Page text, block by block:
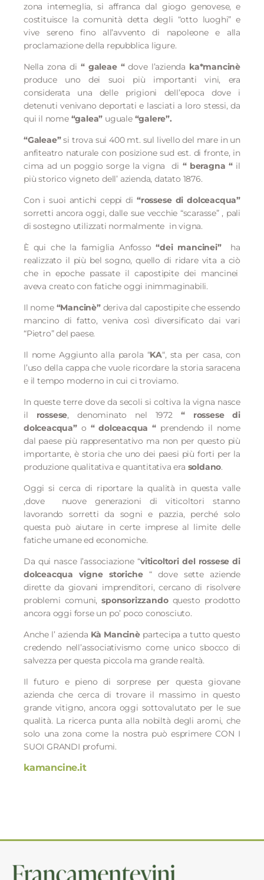
zona intemeglia, si affranca dal giogo genovese, e
costituisce la comunità detta degli “otto luoghi” e
vive sereno fino all’avvento di napoleone e alla
proclamazione della repubblica ligure.
Nella zona di “ galeae “dove l’azienda ka*mancinè
produce uno dei suoi più importanti vini, era
considerata una delle prigioni dell’epoca dove i
detenuti venivano deportati e lasciati a loro stessi, da
qui il nome “galea” uguale “galere”.
“Galeae”si trova sui 400 mt. sul livello del mare in un
anfiteatro naturale con posizione sud est. di fronte, in
cima ad un poggio sorge la vigna
di “ beragna “il
più storico vigneto dell’ azienda, datato 1876.
Con i suoi antichi ceppi di“rossese di dolceacqua”
sorretti ancora oggi, dalle sue vecchie “scarasse” , pali
di sostegno utilizzati normalmente in vigna.
È qui che la famiglia Anfosso“dei mancinei”
ha
realizzato il più bel sogno, quello di ridare vita a ciò
che in epoche passate il capostipite dei mancinei
aveva creato con fatiche oggi inimmaginabili.
Il nome “Mancinè” deriva dal capostipite che essendo
mancino di fatto, veniva così diversificato dai vari
“Pietro” del paese.
Il nome Aggiunto alla parola “KA“, sta per casa, con
l’uso della cappa che vuole ricordare la storia saracena
e il tempo moderno in cui ci troviamo.
In queste terre dove da secoli si coltiva la vigna nasce
il rossese, denominato nel 1972 “ rossese di
dolceacqua” o “ dolceacqua “ prendendo il nome
dal paese più rappresentativo ma non per questo più
importante, è storia che uno dei paesi più forti per la
produzione qualitativa e quantitativa era soldano.
Oggi si cerca di riportare la qualità in questa valle
,dove
nuove generazioni di viticoltori stanno
lavorando sorretti da sogni e pazzia, perché solo
questa può aiutare in certe imprese al limite delle
fatiche umane ed economiche.
Da qui nasce l’associazione “viticoltori del rossese di
dolceacqua vigne storiche “ dove sette aziende
dirette da giovani imprenditori,cercano di risolvere
problemi comuni,sponsorizzandoquesto prodotto
ancora oggi forse un po’ poco conosciuto.
Anche l’ azienda Kà Mancinè partecipa a tutto questo
credendo nell’associativismo come unico sbocco di
salvezza per questa piccola ma grande realtà.
Il futuro e pieno di sorprese per questa giovane
azienda che cerca di trovare il massimo in questo
grande vitigno, ancora oggi sottovalutato per le sue
qualità. La ricerca punta alla nobiltà degli aromi, che
solo una zona come la nostra può esprimere CON I
SUOI GRANDI profumi.
kamancine.it